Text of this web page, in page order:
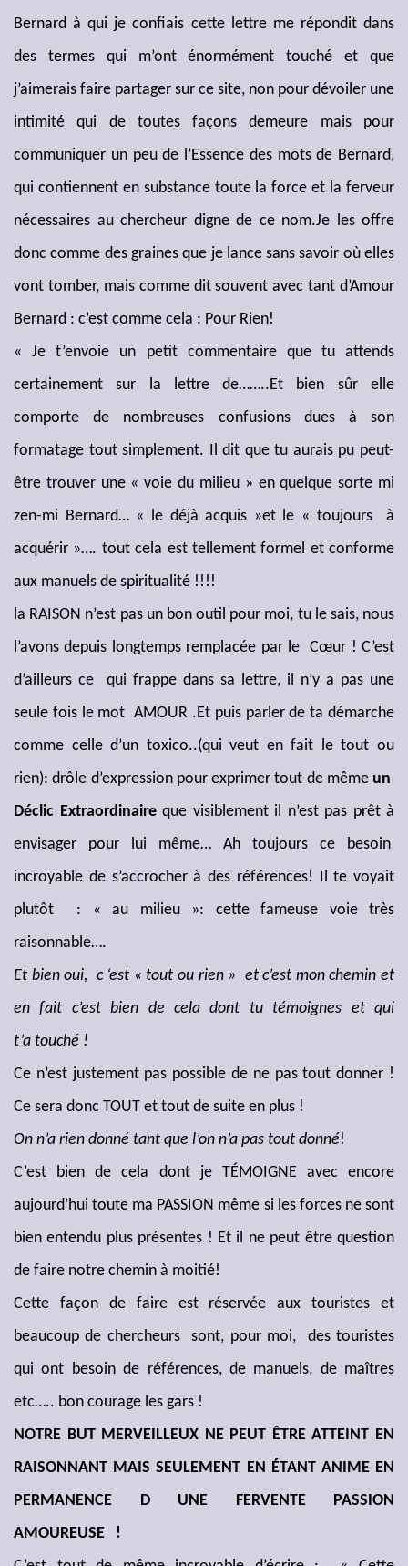
Bernard à qui je confiais cette lettre me répondit dans
des termes qui m’ont énormément touché et que
j’aimerais faire partager sur ce site, non pour dévoiler une
intimité qui de toutes façons demeure mais pour
communiquer un peu de l’Essence des mots de Bernard,
qui contiennent en substance toute la force et la ferveur
nécessaires au chercheur digne de ce nom.Je les offre
donc comme des graines que je lance sans savoir où elles
vont tomber, mais comme dit souvent avec tant d’Amour
Bernard : c’est comme cela : Pour Rien!
« Je t’envoie un petit commentaire que tu attends
certainement sur la lettre de……..Et bien sûr elle
comporte de nombreuses confusions dues à son
formatage tout simplement. Il dit que tu aurais pu peut-
être trouver une « voie du milieu » en quelque sorte mi
zen-mi Bernard… « le déjà acquis »et le « toujours à
acquérir »…. tout cela est tellement formel et conforme
aux manuels de spiritualité !!!!
la RAISON n’est pas un bon outil pour moi, tu le sais, nous
l’avons depuis longtemps remplacée par le Cœur ! C’est
d’ailleurs ce qui frappe dans sa lettre, il n’y a pas une
seule fois le mot AMOUR .Et puis parler de ta démarche
comme celle d’un toxico..(qui veut en fait le tout ou
rien): drôle d’expression pour exprimer tout de même un
Déclic Extraordinaire que visiblement il n’est pas prêt à
envisager pour lui même… Ah toujours ce besoin
incroyable de s’accrocher à des références! Il te voyait
plutôt : « au milieu »: cette fameuse voie très
raisonnable….
Et bien oui, c ‘est « tout ou rien » et c’est mon chemin et
en fait c’est bien de cela dont tu témoignes et qui
t’a touché !
Ce n’est justement pas possible de ne pas tout donner !
Ce sera donc TOUT et tout de suite en plus !
On n’a rien donné tant que l’on n’a pas tout donné!
C’est bien de cela dont je TÉMOIGNE avec encore
aujourd’hui toute ma PASSION même si les forces ne sont
bien entendu plus présentes ! Et il ne peut être question
de faire notre chemin à moitié!
Cette façon de faire est réservée aux touristes et
beaucoup de chercheurs sont, pour moi, des touristes
qui ont besoin de références, de manuels, de maîtres
etc….. bon courage les gars !
NOTRE BUT MERVEILLEUX NE PEUT ÊTRE ATTEINT EN
RAISONNANT MAIS SEULEMENT EN ÉTANT ANIME EN
PERMANENCE D UNE FERVENTE PASSION
AMOUREUSE !